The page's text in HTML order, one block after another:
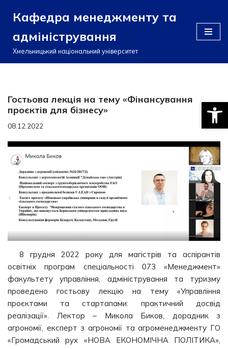
Перейти
до
вмісту
Кафедра менеджменту та
адміністрування
Хмельницький національний університет
Гостьова лекція на тему «Фінансування
проєктів для бізнесу»
08.12.2022
8 грудня 2022 року для магістрів та аспірантів
освітніх програм спеціальності 073 «Менеджмент»
факультету управління, адміністрування та туризму
проведено гостьову лекцію на тему «Управління
проєктами та стартапами: практичний досвід
реалізації». Лектор – Микола Биков, дорадник з
агрономії, експерт з агрономії та агроменеджменту ГО
«Громадський рух «НОВА ЕКОНОМІЧНА ПОЛІТИКА»,